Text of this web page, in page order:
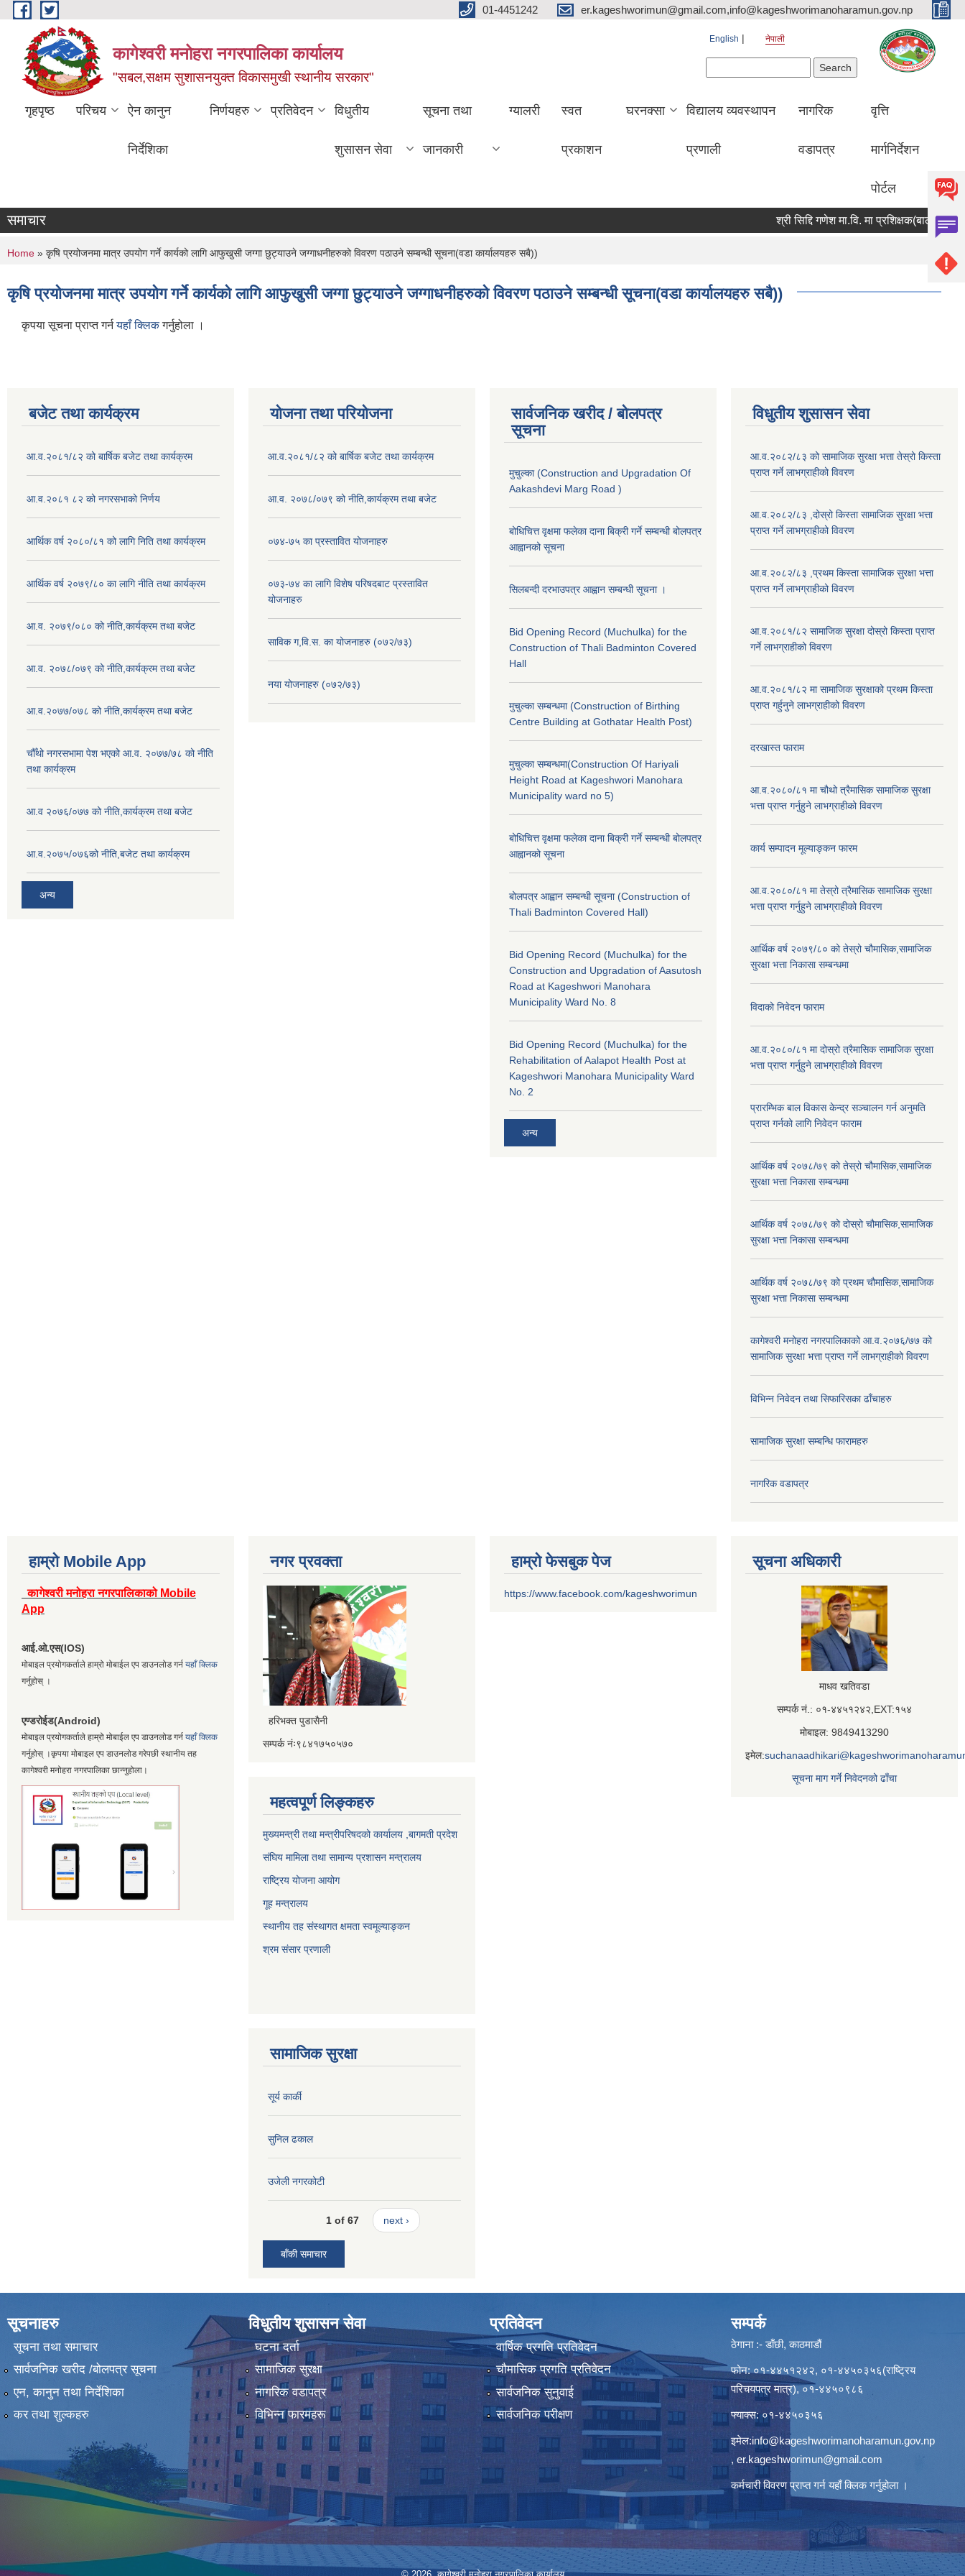
Skip to main content 01-4451242 er.kageshworimun@gmail.com,info@kageshworimanoharamun.gov.np
कागेश्वरी मनोहरा नगरपालिका कार्यालय
"सबल,सक्षम सुशासनयुक्त विकासमुखी स्थानीय सरकार"
English नेपाली
गृहपृष्ठ परिचय ऐन कानुन
निर्देशिका
निर्णयहरु प्रतिवेदन विधुतीय
शुसासन सेवा
सूचना तथा
जानकारी
ग्यालरी स्वत
प्रकाशन
घरनक्सा विद्यालय व्यवस्थापन
प्रणाली
नागरिक
वडापत्र
वृत्ति
मार्गनिर्देशन
पोर्टल
समाचार श्री सिद्दि गणेश मा.वि. मा प्रशिक्षक(बाली विज्ञान)
You are here
Home » कृषि प्रयोजनमा मात्र उपयोग गर्ने कार्यको लागि आफुखुसी जग्गा छुट्याउने जग्गाधनीहरुको विवरण पठाउने सम्बन्धी सूचना(वडा कार्यालयहरु सबै))
कृषि प्रयोजनमा मात्र उपयोग गर्ने कार्यको लागि आफुखुसी जग्गा छुट्याउने जग्गाधनीहरुको विवरण पठाउने सम्बन्धी सूचना(वडा कार्यालयहरु सबै))
कृपया सूचना प्राप्त गर्नयहाँ क्लिकगर्नुहोला ।
बजेट तथा कार्यक्रम
आ.व.२०८१/८२ को बार्षिक बजेट तथा कार्यक्रम
आ.व.२०८१ ८२ को नगरसभाको निर्णय
आर्थिक वर्ष २०८०/८१ को लागि निति तथा कार्यक्रम
आर्थिक वर्ष २०७९/८० का लागि नीति तथा कार्यक्रम
आ.व. २०७९/०८० को नीति,कार्यक्रम तथा बजेट
आ.व. २०७८/०७९ को नीति,कार्यक्रम तथा बजेट
आ.व.२०७७/०७८ को नीति,कार्यक्रम तथा बजेट
चौँथो नगरसभामा पेश भएको आ.व. २०७७/७८ को नीति
तथा कार्यक्रम
आ.व २०७६/०७७ को नीति,कार्यक्रम तथा बजेट
आ.व.२०७५/०७६को नीति,बजेट तथा कार्यक्रम
अन्य
योजना तथा परियोजना
आ.व.२०८१/८२ को बार्षिक बजेट तथा कार्यक्रम
आ.व. २०७८/०७९ को नीति,कार्यक्रम तथा बजेट
०७४-७५ का प्रस्तावित योजनाहरु
०७३-७४ का लागि विशेष परिषदबाट प्रस्तावित
योजनाहरु
साविक ग,वि.स. का योजनाहरु (०७२/७३)
नया योजनाहरु (०७२/७३)
सार्वजनिक खरीद / बोलपत्र
सूचना
मुचुल्का (Construction and Upgradation Of
Aakashdevi Marg Road )
बोधिचित्त वृक्षमा फलेका दाना बिक्री गर्ने सम्बन्धी बोलपत्र
आह्वानको सूचना
सिलबन्दी दरभाउपत्र आह्वान सम्बन्धी सूचना ।
Bid Opening Record (Muchulka) for the
Construction of Thali Badminton Covered
Hall
मुचुल्का सम्बन्धमा (Construction of Birthing
Centre Building at Gothatar Health Post)
मुचुल्का सम्बन्धमा(Construction Of Hariyali
Height Road at Kageshwori Manohara
Municipality ward no 5)
बोधिचित्त वृक्षमा फलेका दाना बिक्री गर्ने सम्बन्धी बोलपत्र
आह्वानको सूचना
बोलपत्र आह्वान सम्बन्धी सूचना (Construction of
Thali Badminton Covered Hall)
Bid Opening Record (Muchulka) for the
Construction and Upgradation of Aasutosh
Road at Kageshwori Manohara
Municipality Ward No. 8
Bid Opening Record (Muchulka) for the
Rehabilitation of Aalapot Health Post at
Kageshwori Manohara Municipality Ward
No. 2
अन्य
विधुतीय शुसासन सेवा
आ.व.२०८२/८३ को सामाजिक सुरक्षा भत्ता तेस्रो किस्ता
प्राप्त गर्ने लाभग्राहीको विवरण
आ.व.२०८२/८३ ,दोस्रो किस्ता सामाजिक सुरक्षा भत्ता
प्राप्त गर्ने लाभग्राहीको विवरण
आ.व.२०८२/८३ ,प्रथम किस्ता सामाजिक सुरक्षा भत्ता
प्राप्त गर्ने लाभग्राहीको विवरण
आ.व.२०८१/८२ सामाजिक सुरक्षा दोस्रो किस्ता प्राप्त
गर्ने लाभग्राहीको विवरण
आ.व.२०८१/८२ मा सामाजिक सुरक्षाको प्रथम किस्ता
प्राप्त गर्हुनुने लाभग्राहीको विवरण
दरखास्त फाराम
आ.व.२०८०/८१ मा चौथो त्रैमासिक सामाजिक सुरक्षा
भत्ता प्राप्त गर्नुहुने लाभग्राहीको विवरण
कार्य सम्पादन मूल्याङ्कन फारम
आ.व.२०८०/८१ मा तेस्रो त्रैमासिक सामाजिक सुरक्षा
भत्ता प्राप्त गर्नुहुने लाभग्राहीको विवरण
आर्थिक वर्ष २०७९/८० को तेस्रो चौमासिक,सामाजिक
सुरक्षा भत्ता निकासा सम्बन्धमा
विदाको निवेदन फाराम
आ.व.२०८०/८१ मा दोस्रो त्रैमासिक सामाजिक सुरक्षा
भत्ता प्राप्त गर्नुहुने लाभग्राहीको विवरण
प्रारम्भिक बाल विकास केन्द्र सञ्चालन गर्न अनुमति
प्राप्त गर्नको लागि निवेदन फाराम
आर्थिक वर्ष २०७८/७९ को तेस्रो चौमासिक,सामाजिक
सुरक्षा भत्ता निकासा सम्बन्धमा
आर्थिक वर्ष २०७८/७९ को दोस्रो चौमासिक,सामाजिक
सुरक्षा भत्ता निकासा सम्बन्धमा
आर्थिक वर्ष २०७८/७९ को प्रथम चौमासिक,सामाजिक
सुरक्षा भत्ता निकासा सम्बन्धमा
कागेश्वरी मनोहरा नगरपालिकाको आ.व.२०७६/७७ को
सामाजिक सुरक्षा भत्ता प्राप्त गर्ने लाभग्राहीको विवरण
विभिन्न निवेदन तथा सिफारिसका ढाँचाहरु
सामाजिक सुरक्षा सम्बन्धि फारामहरु
नागरिक वडापत्र
हाम्रो Mobile App
कागेश्वरी मनोहरा नगरपालिकाको Mobile
App
आई.ओ.एस(IOS)
मोबाइल प्रयोगकर्ताले हाम्रो मोबाईल एप डाउनलोड गर्न यहाँ क्लिक
गर्नुहोस् ।
एण्डरोईड(Android)
मोबाइल प्रयोगकर्ताले हाम्रो मोबाईल एप डाउनलोड गर्न यहाँ क्लिक
गर्नुहोस् ।कृपया मोबाइल एप डाउनलोड गरेपछी स्थानीय तह
कागेश्वरी मनोहरा नगरपालिका छान्नुहोला।
नगर प्रवक्ता
हरिभक्त पुडासैनी
सम्पर्क नंः९८४१७५०५७०
महत्वपूर्ण लिङ्कहरु
मुख्यमन्त्री तथा मन्त्रीपरिषदको कार्यालय ,बागमती प्रदेश
संघिय मामिला तथा सामान्य प्रशासन मन्त्रालय
राष्ट्रिय योजना आयोग
गूह मन्त्रालय
स्थानीय तह संस्थागत क्षमता स्वमूल्याङ्कन
श्रम संसार प्रणाली
सामाजिक सुरक्षा
सूर्य कार्की
सुनिल ढकाल
उजेली नगरकोटी
1 of 67 next ›
बाँकी समाचार
हाम्रो फेसबुक पेज
https://www.facebook.com/kageshworimun
सूचना अधिकारी
माधव खतिवडा
सम्पर्क नं.: ०१-४४५१२४२,EXT:१५४
मोबाइल: 9849413290
इमेल:
सूचना माग गर्ने निवेदनको ढाँचा
सूचनाहरु
सूचना तथा समाचार
सार्वजनिक खरीद /बोलपत्र सूचना
एन, कानुन तथा निर्देशिका
कर तथा शुल्कहरु
विधुतीय शुसासन सेवा
घटना दर्ता
सामाजिक सुरक्षा
नागरिक वडापत्र
विभिन्न फारमहरू
प्रतिवेदन
वार्षिक प्रगति प्रतिवेदन
चौमासिक प्रगति प्रतिवेदन
सार्वजनिक सुनुवाई
सार्वजनिक परीक्षण
सम्पर्क
ठेगाना :- डाँछी, काठमाडौं
फोन: ०१-४४५१२४२, ०१-४४५०३५६(राष्ट्रिय
परिचयपत्र मात्र), ०१-४४५०९८६
फ्याक्स: ०१-४४५०३५६
इमेल:info@kageshworimanoharamun.gov.np
, er.kageshworimun@gmail.com
कर्मचारी विवरण प्राप्त गर्नयहाँ क्लिकगर्नुहोला ।
© 2026 कागेश्वरी मनोहरा नगरपालिका कार्यालय